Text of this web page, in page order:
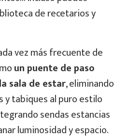
de recetarios y
vez más frecuente de
un puente de paso
sala de estar, eliminando
tabiques al puro estilo
sendas estancias
luminosidad y espacio.